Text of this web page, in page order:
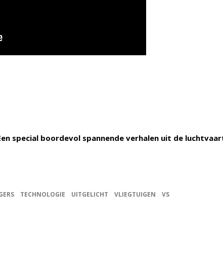
special boordevol spannende verhalen uit de
TECHNOLOGIE UITGELICHT VLIEGTUIGEN VS